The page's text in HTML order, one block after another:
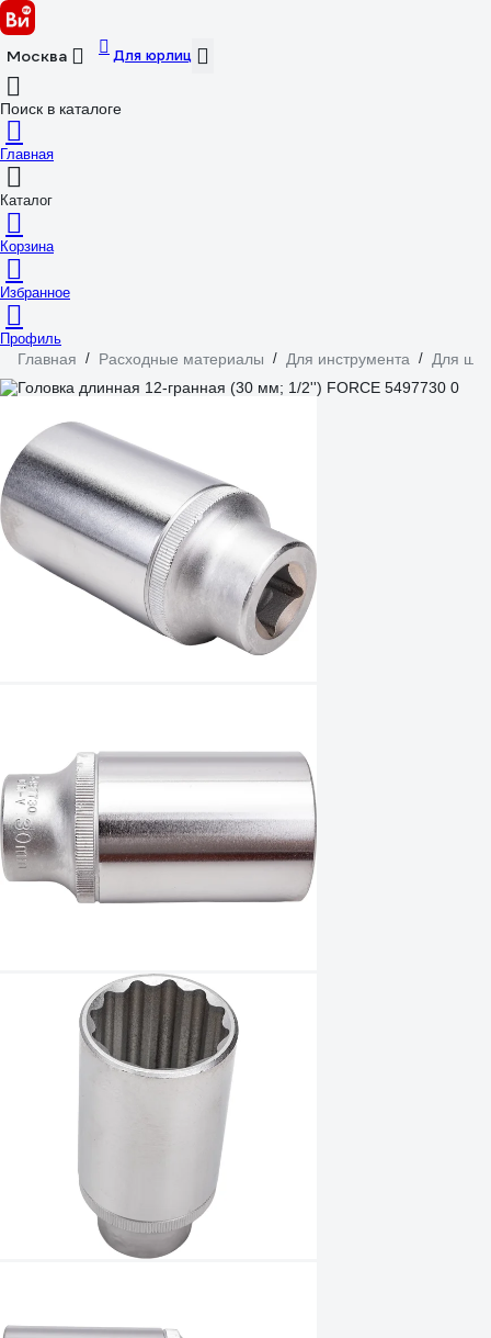
Москва Для юрлиц
Поиск в каталоге
Главная
Каталог
Корзина
Избранное
Профиль
Главная / Расходные материалы / Для инструмента / Для